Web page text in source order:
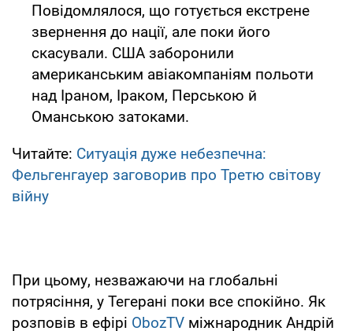
Повідомлялося, що готується екстрене
звернення до нації, але поки його
скасували. США заборонили
американським авіакомпаніям польоти
над Іраном, Іраком, Перською й
Оманською затоками.
Читайте: Ситуація дуже небезпечна:
Фельгенгауер заговорив про Третю світову
війну
При цьому, незважаючи на глобальні
потрясіння, у Тегерані поки все спокійно. Як
розповів в ефірі ObozTV міжнародник Андрій